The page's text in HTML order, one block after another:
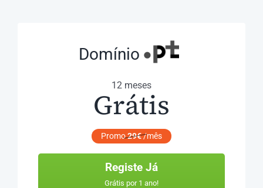
Domínio
12 meses
Grátis
Promo29€/mês
Registe Já
Grátis por 1 ano!